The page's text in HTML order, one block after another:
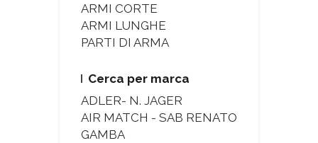
ARMI CORTE
ARMI LUNGHE
PARTI DI ARMA
Cerca per marca
ADLER- N. JAGER
AIR MATCH - SAB RENATO
GAMBA